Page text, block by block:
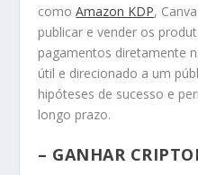
comoAmazon KDP,
publicar e vender os
pagamentos diretamente
útil e direcionado a um
hipóteses de sucesso e
longo prazo.
– GANHAR